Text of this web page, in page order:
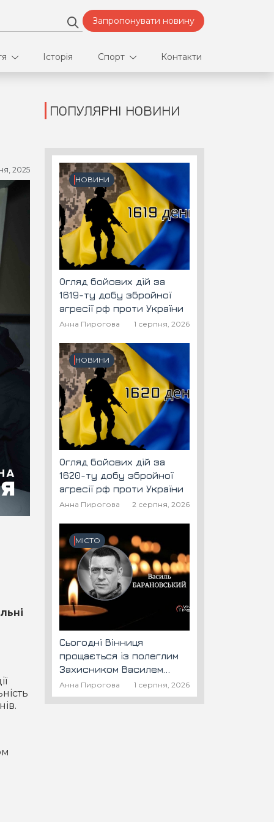
Запропонувати новину
Історія Спорт
Футбол
Контакти
2025
ПОПУЛЯРНІ НОВИНИ
НОВИНИ
Огляд бойових дій за
1619-ту добу збройної
агресії рф проти України
Анна Пирогова 1 серпня, 2026
НОВИНИ
Огляд бойових дій за
1620-ту добу збройної
агресії рф проти України
Анна Пирогова 2 серпня, 2026
МІСТО
Сьогодні Вінниця
прощається із полеглим
Захисником Василем
Барановським "Шторм"
Анна Пирогова 1 серпня, 2026